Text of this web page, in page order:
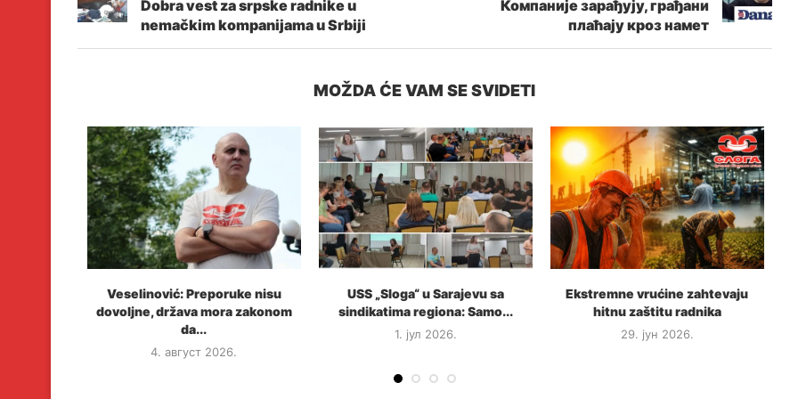
Dobra vest za srpske radnike u
nemačkim kompanijama u Srbiji
Компаније зарађују, грађани
плаћају кроз намет
MOŽDA ĆE VAM SE SVIDETI
Veselinović: Preporuke nisu
dovoljne, država mora zakonom
da...
4. август 2026.
USS „Sloga“ u Sarajevu sa
sindikatima regiona: Samo...
1. јул 2026.
Ekstremne vrućine zahtevaju
hitnu zaštitu radnika
29. јун 2026.